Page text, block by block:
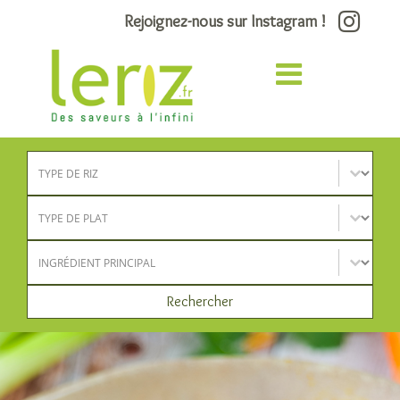
Rejoignez-nous sur Instagram !
Ingrédient principal
Rechercher